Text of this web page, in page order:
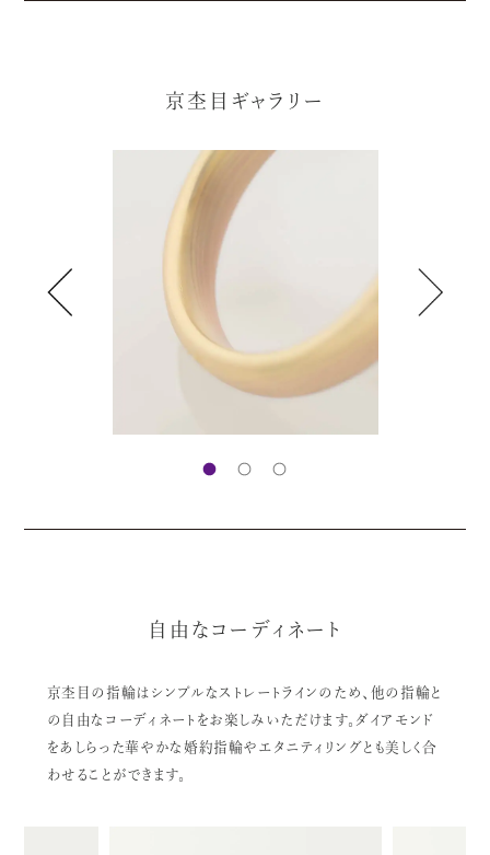
京杢目ギャラリー
自由なコーディネート
京杢目の指輪はシンプルなストレートラインのため、他の指輪と
の自由なコーディネートをお楽しみいただけます。ダイアモンド
をあしらった華やかな婚約指輪やエタニティリングとも美しく合
わせることができます。